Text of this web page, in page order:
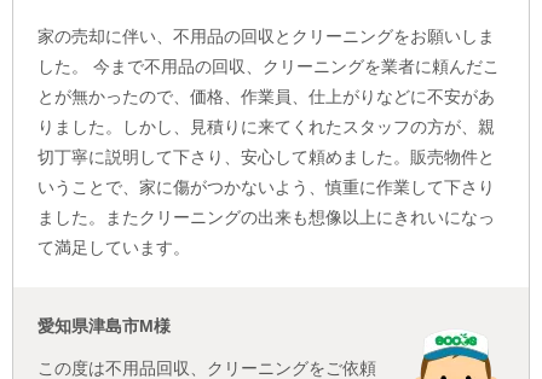
家の売却に伴い、不用品の回収とクリーニングをお願いしま
した。 今まで不用品の回収、クリーニングを業者に頼んだこ
とが無かったので、価格、作業員、仕上がりなどに不安があ
りました。しかし、見積りに来てくれたスタッフの方が、親
切丁寧に説明して下さり、安心して頼めました。販売物件と
いうことで、家に傷がつかないよう、慎重に作業して下さり
ました。またクリーニングの出来も想像以上にきれいになっ
て満足しています。
愛知県津島市M様
この度は不用品回収、クリーニングをご依頼